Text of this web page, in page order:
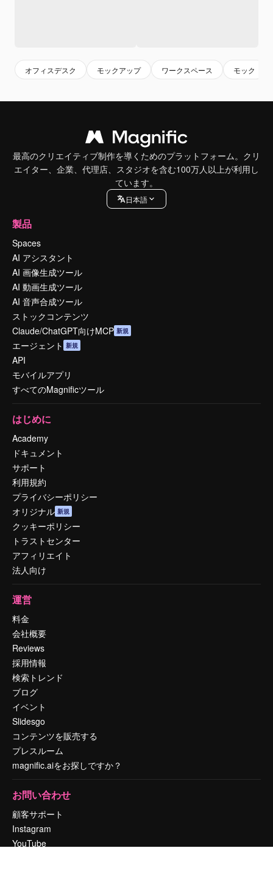
オフィスデスク モックアップ ワークスペース モック
最高のクリエイティブ制作を導くためのプラットフォーム。クリ
エイター、企業、代理店、スタジオを含む100万人以上が利用し
ています。
日本語
製品
Spaces
AI アシスタント
AI 画像生成ツール
AI 動画生成ツール
AI 音声合成ツール
ストックコンテンツ
Claude/ChatGPT向けMCP 新規
エージェント 新規
API
モバイルアプリ
すべてのMagnificツール
はじめに
Academy
ドキュメント
サポート
利用規約
プライバシーポリシー
オリジナル 新規
クッキーポリシー
トラストセンター
アフィリエイト
法人向け
運営
料金
会社概要
Reviews
採用情報
検索トレンド
ブログ
イベント
Slidesgo
コンテンツを販売する
プレスルーム
magnific.aiをお探しですか？
お問い合わせ
顧客サポート
Instagram
YouTube